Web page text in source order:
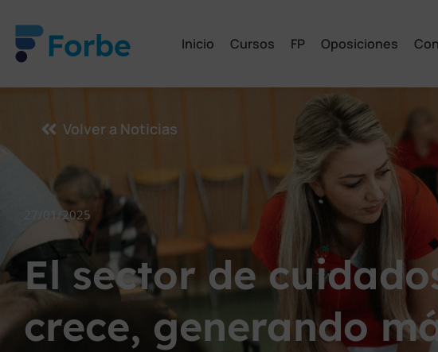
Inicio Cursos FP Oposiciones
Volver a Noticias
27/01/2025
El sector de
crece, generando